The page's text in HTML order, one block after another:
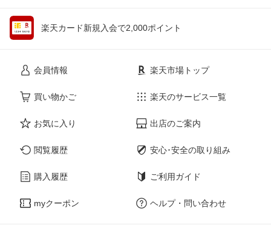
楽天カード新規入会で2,000ポイント
会員情報
買い物かご
お気に入り
閲覧履歴
購入履歴
myクーポン
楽天市場トップ
楽天のサービス一覧
出店のご案内
安心･安全の取り組み
ご利用ガイド
ヘルプ・問い合わせ